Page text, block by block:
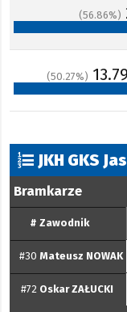
56.86
50.27
JKH GKS
Bramkarze
# Zawodnik
#30 Mateusz NOWAK
#72 OskarZAŁUCKI